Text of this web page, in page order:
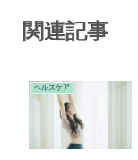
関連記事
ヘルスケア